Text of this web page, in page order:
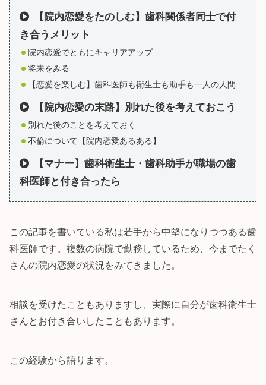
【院内恋愛をたのしむ】歯科関係者同士で付
き合うメリット
院内恋愛でともにキャリアアップ
将来をみる
【恋愛を楽しむ】歯科医師も衛生士も助手も一人の人間
【院内恋愛の末路】別れた後を考えておこう
別れた後のことを考えておく
不倫について【院内恋愛あるある】
【マナー】歯科衛生士・歯科助手が職場の歯
科医師と付き合ったら
この記事を書いている私は若手から中堅になりつつある歯
科医師です。複数の病院で勤務しているため、今までたく
さんの院内恋愛の状況をみてきました。
相談を受けたこともありますし、実際に自分が歯科衛生士
さんとお付き合いしたこともあります。
この経験から語ります。